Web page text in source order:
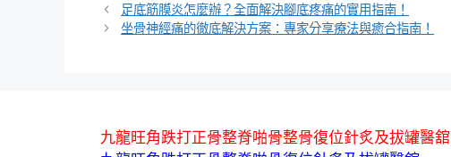
籤
足底筋膜炎怎麼辦？全面解決腳底疼痛的實用指南！
坐骨神經痛的徹底解決方案：專家分享療法與癒合指南！
九龍旺角跌打正骨整脊啪骨整骨復位針炙及拔罐醫舘